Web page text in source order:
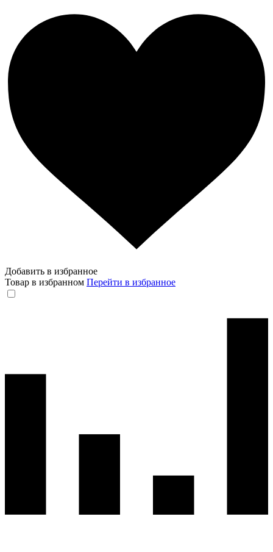
Добавить в избранное
Товар в избранном Перейти в избранное